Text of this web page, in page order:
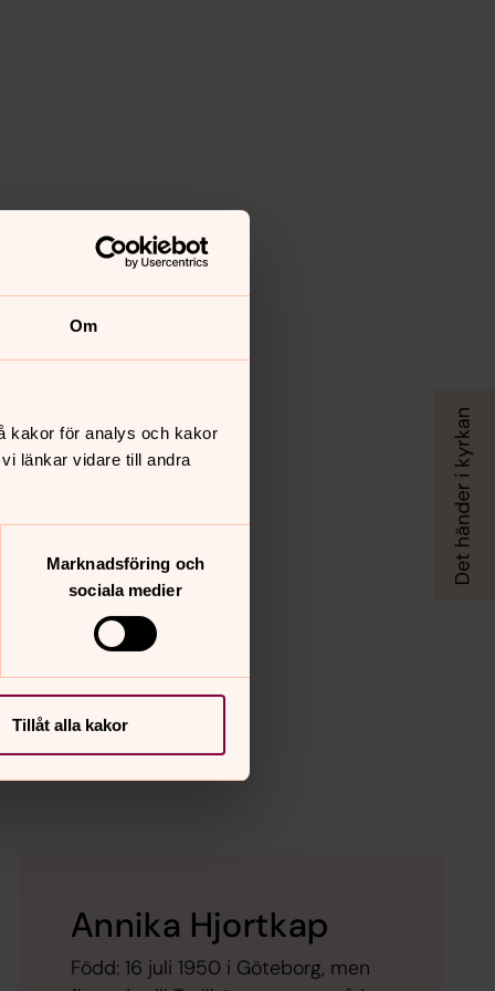
Om
kakor för analys och kakor
länkar vidare till andra
Marknadsföring och
sociala medier
Tillåt alla kakor
Annika Hjortkap
Född: 16 juli 1950 i Göteborg, men